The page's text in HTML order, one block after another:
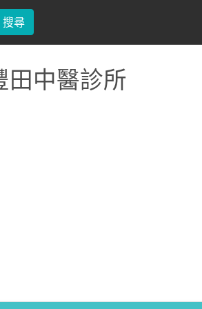
搜尋
田中醫診所